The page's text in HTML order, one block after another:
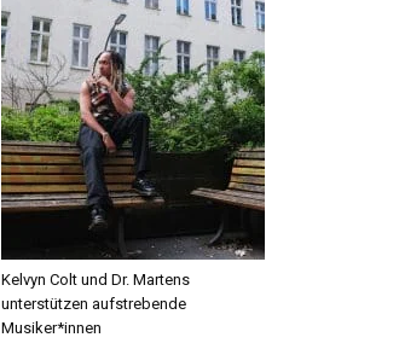
Kelvyn Colt und Dr. Martens
unterstützen aufstrebende
Musiker*innen